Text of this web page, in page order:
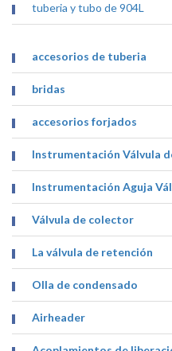
tuberia y tubo de 904L
accesorios de tuberia
bridas
accesorios forjados
Instrumentación Válvula
Instrumentación Aguja
Válvula de colector
La válvula de retención
Olla de condensado
Airheader